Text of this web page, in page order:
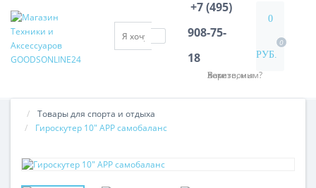
+7 (495)
908-75-
18
Хотите, мы Вам перезвоним?
0
РУБ.
0
Товары для спорта и отдыха
Гироскутер 10" APP самобаланс